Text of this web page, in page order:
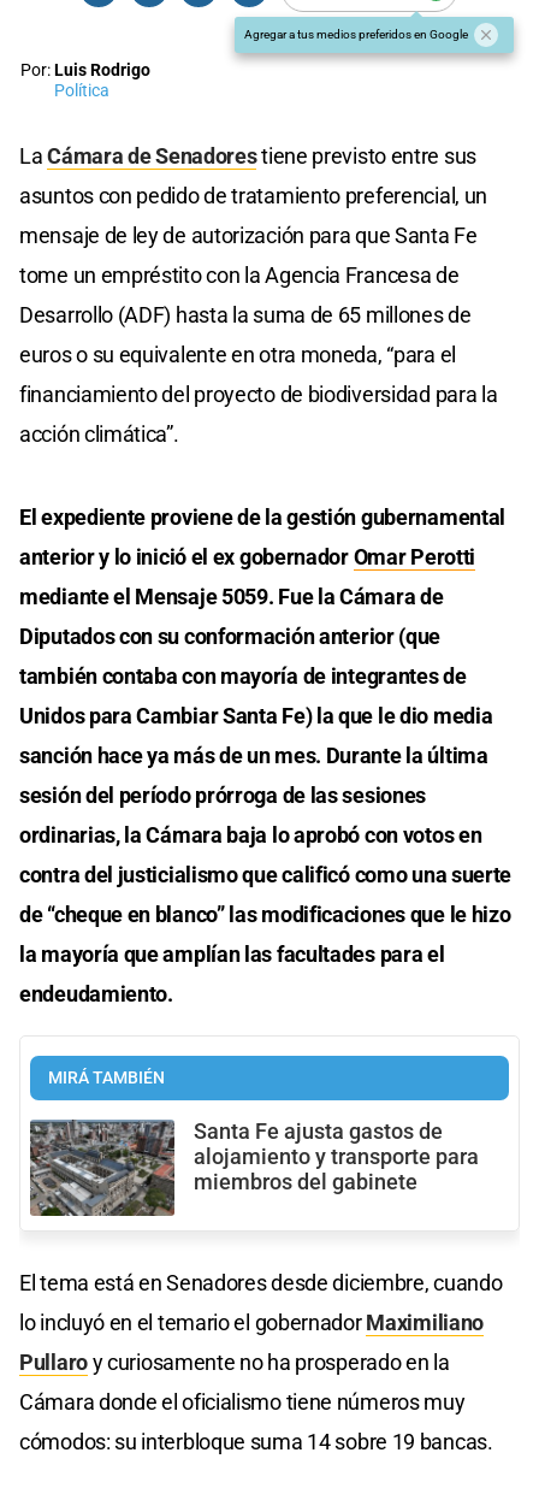
Agregar a tus medios preferidos en Google
Por:Luis Rodrigo
Política
LaCámara de Senadorestiene previsto entre sus
asuntos con pedido de tratamiento preferencial, un
mensaje de ley de autorización para que Santa Fe
tome un empréstito con la Agencia Francesa de
Desarrollo (ADF) hasta la suma de 65 millones de
euros o su equivalente en otra moneda, “para el
financiamiento del proyecto de biodiversidad para la
acción climática”.
El expediente proviene de la gestión gubernamental
anterior y lo inició el ex gobernadorOmar Perotti
mediante el Mensaje 5059. Fue la Cámara de
Diputados con su conformación anterior (que
también contaba con mayoría de integrantes de
Unidos para Cambiar Santa Fe) la que le dio media
sanción hace ya más de un mes. Durante la última
sesión del período prórroga de las sesiones
ordinarias, la Cámara baja lo aprobó con votos en
contra del justicialismo que calificó como una suerte
de “cheque en blanco” las modificaciones que le hizo
la mayoría que amplían las facultades para el
endeudamiento.
MIRÁ TAMBIÉN
Santa Fe ajusta gastos de
alojamiento y transporte para
miembros del gabinete
El tema está en Senadores desde diciembre, cuando
lo incluyó en el temario el gobernadorMaximiliano
Pullaroy curiosamente no ha prosperado en la
Cámara donde el oficialismo tiene números muy
cómodos: su interbloque suma 14 sobre 19 bancas.